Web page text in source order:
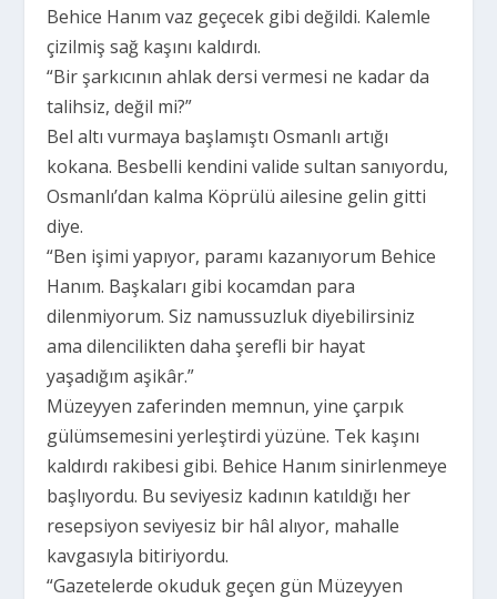
Behice Hanım vaz geçecek gibi değildi. Kalemle
çizilmiş sağ kaşını kaldırdı.
“Bir şarkıcının ahlak dersi vermesi ne kadar da
talihsiz, değil mi?”
Bel altı vurmaya başlamıştı Osmanlı artığı
kokana. Besbelli kendini valide sultan sanıyordu,
Osmanlı’dan kalma Köprülü ailesine gelin gitti
diye.
“Ben işimi yapıyor, paramı kazanıyorum Behice
Hanım. Başkaları gibi kocamdan para
dilenmiyorum. Siz namussuzluk diyebilirsiniz
ama dilencilikten daha şerefli bir hayat
yaşadığım aşikâr.”
Müzeyyen zaferinden memnun, yine çarpık
gülümsemesini yerleştirdi yüzüne. Tek kaşını
kaldırdı rakibesi gibi. Behice Hanım sinirlenmeye
başlıyordu. Bu seviyesiz kadının katıldığı her
resepsiyon seviyesiz bir hâl alıyor, mahalle
kavgasıyla bitiriyordu.
“Gazetelerde okuduk geçen gün Müzeyyen